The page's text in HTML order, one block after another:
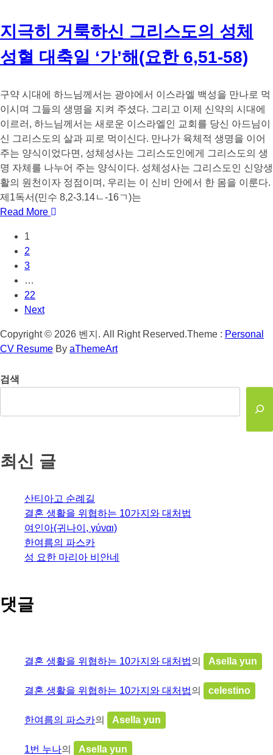
지극히 거룩하신 그리스도의 성체
성혈 대축일 ‘가’해(요한 6,51-58)
구약 시대에 하느님께서는 광야에서 이스라엘 백성을 만나로 먹
이시며 그들의 생명을 지켜 주셨다. 그리고 이제 신약의 시대에
이르러, 하느님께서는 새로운 이스라엘인 교회를 당신 아드님이
신 그리스도의 살과 피로 먹이신다. 만나가 육체적 생명을 이어
주는 양식이었다면, 성체성사는 그리스도인에게 그리스도의 생
명 자체를 나누어 주는 양식이다. 성체성사는 그리스도인 신앙생
활의 원천이자 정점이며, 우리는 이 신비 안에서 한 몸을 이룬다.
제1독서(민수 8,2-3.14ㄴ-16ㄱ)는
Read More
1
2
3
…
22
Next
Copyright © 2026 벤지. All Right Reserved.Theme : Personal
CV Resume By aThemeArt
검색
최신 글
산티아고 순례길
결혼 생활을 위협하는 10가지와 대처법
여인아(귀나이, γύναι)
한여름의 파스카
성 요한 마리아 비안네
댓글
결혼 생활을 위협하는 10가지와 대처법의 Asella yun
결혼 생활을 위협하는 10가지와 대처법의 celestino
한여름의 파스카의 Asella yun
1번 누나의 Asella yun